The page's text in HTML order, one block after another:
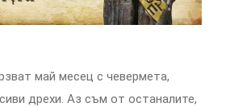
май месец с чевермета,
дрехи. Аз съм от останалите,